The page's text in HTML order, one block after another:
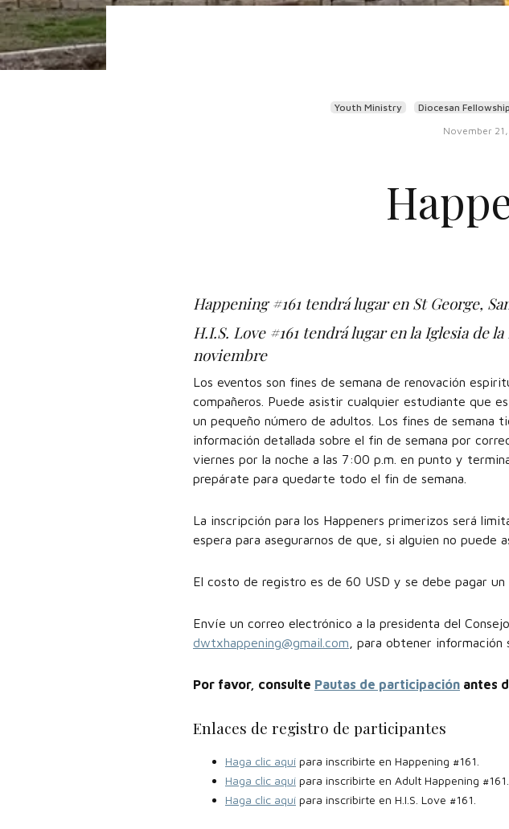
Youth Ministry
Diocesan Fellowship
November
Happening #161 tendrá lugar en St George,
H.I.S. Love #161 tendrá lugar en la Iglesia de
noviembre
Los eventos son fines de semana de renovación
compañeros. Puede asistir cualquier estudiante que
un pequeño número de adultos. Los fines de semana
información detallada sobre el fin de semana por
viernes por la noche a las 7:00 p.m. en punto y
prepárate para quedarte todo el fin de semana.
La inscripción para los Happeners primerizos será
espera para asegurarnos de que, si alguien no puede
El costo de registro es de 60 USD y se debe pagar
Envíe un correo electrónico a la presidenta del
dwtxhappening@gmail.com , para obtener información
Por favor, consulte Pautas de participaciónantes
Enlaces de registro de participantes
Haga clic aquípara inscribirte en Happening #161.
Haga clic aquípara inscribirte en Adult Happening #161.
Haga clic aquípara inscribirte en H.I.S. Love #161.